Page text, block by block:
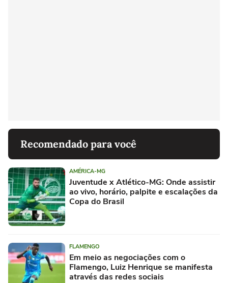
Recomendado para você
AMÉRICA-MG
Juventude x Atlético-MG: Onde assistir
ao vivo, horário, palpite e escalações da
Copa do Brasil
FLAMENGO
Em meio as negociações com o
Flamengo, Luiz Henrique se manifesta
através das redes sociais